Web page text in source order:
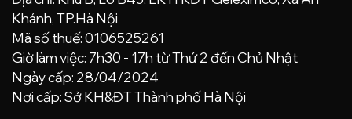
Khánh, TP.Hà Nội
Mã số thuế: 0106525261
Giờ làm việc: 7h30 - 17h từ Thứ 2 đến Chủ Nhật
Ngày cấp: 28/04/2024
Nơi cấp: Sở KH&ĐT Thành phố Hà Nội